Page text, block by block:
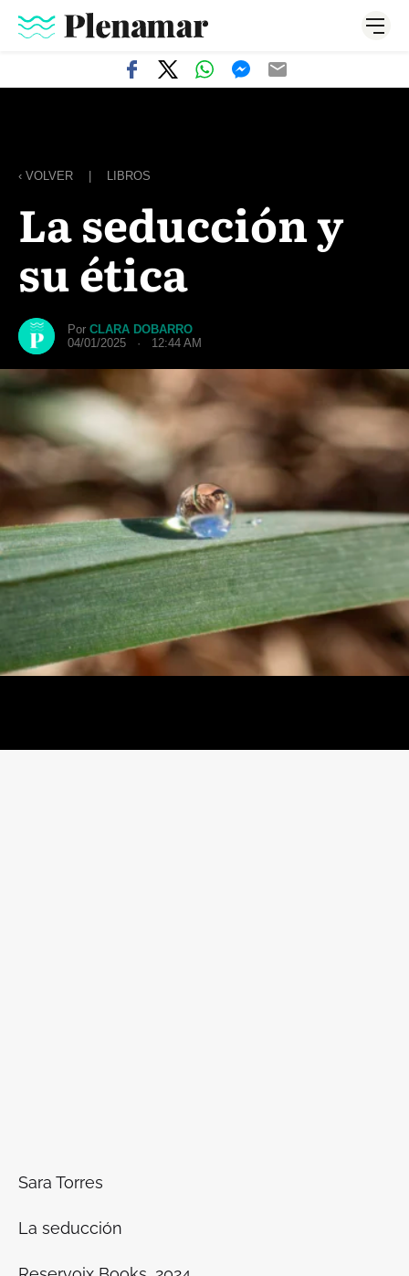
‹ VOLVER LIBROS
La seducción y
su ética
Por CLARA DOBARRO
04/01/2025 · 12:44 AM
Sara Torres
La seducción